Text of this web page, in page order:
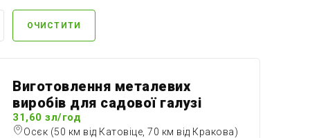
ОЧИСТИТИ
Виготовлення металевих
виробів для садової галузі
31,60 зл/год
Осєк (50 км від Катовіце, 70 км від Кракова)